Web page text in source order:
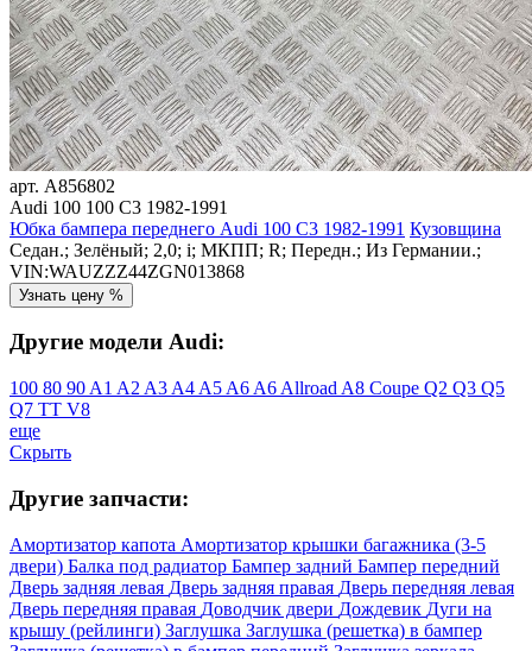
арт. A856802
Audi 100 100 C3 1982-1991
Юбка бампера переднего Audi 100 C3 1982-1991 Кузовщина
Седан.; Зелёный; 2,0; i; МКПП; R; Передн.; Из Германии.;
VIN:WAUZZZ44ZGN013868
Узнать цену %
Другие модели Audi:
100 80 90 A1 A2 A3 A4 A5 A6 A6 Allroad A8 Coupe Q2 Q3 Q5
Q7 TT V8
еще
Скрыть
Другие запчасти:
Амортизатор капота Амортизатор крышки багажника (3-5
двери) Балка под радиатор Бампер задний Бампер передний
Дверь задняя левая Дверь задняя правая Дверь передняя левая
Дверь передняя правая Доводчик двери Дождевик Дуги на
крышу (рейлинги) Заглушка Заглушка (решетка) в бампер